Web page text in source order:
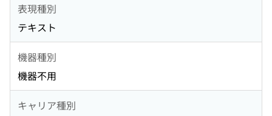
表現種別
テキスト
機器種別
機器不用
キャリア種別